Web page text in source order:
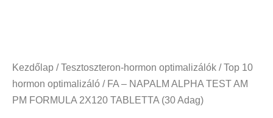
Kezdőlap /Tesztoszteron-hormon optimalizálók /Top 10
hormon optimalizáló / FA – NAPALM ALPHA TEST AM
PM FORMULA 2X120 TABLETTA (30 Adag)